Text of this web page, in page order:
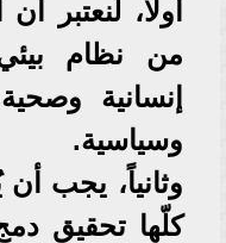
أولاً، لنعتبر
من نظام
إنسانية
وسياسية.
وثانياً، يجب
كلّها تحقيق